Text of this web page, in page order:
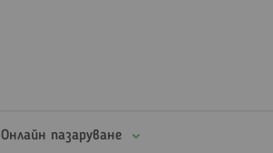
Онлайн пазаруване